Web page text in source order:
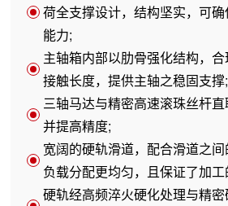
荷全支撑设计，结构坚实，可
能力;
主轴箱内部以肋骨强化结构，
接触长度，提供主轴之稳固支撑;
三轴马达与精密高速滚珠丝杆
并提高精度;
宽阔的硬轨滑道，配合滑道之
负载分配更均匀，且保证了加
硬轨经高频淬火硬化处理与精